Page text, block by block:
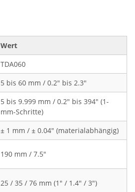
Wert
TDA060
5 bis 60 mm / 0.2" bis 2.3"
5 bis 9.999 mm / 0.2" bis 394" (1-
mm-Schritte)
± 1 mm / ± 0.04" (materialabhängig)
190 mm / 7.5"
25 / 35 / 76 mm (1" / 1.4" / 3")